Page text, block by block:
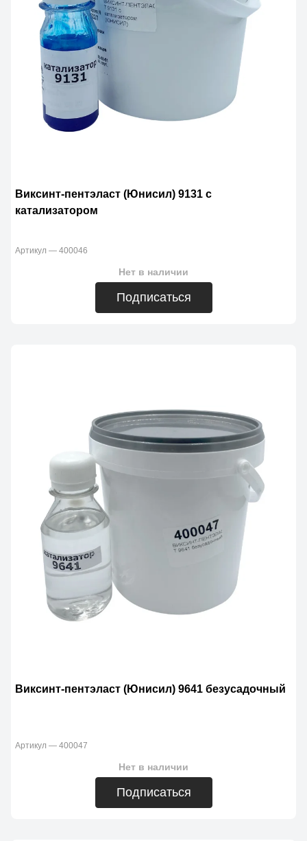
Виксинт-пентэласт (Юнисил) 9131 с
катализатором
Артикул — 400046
Нет в наличии
Подписаться
Виксинт-пентэласт (Юнисил) 9641 безусадочный
Артикул — 400047
Нет в наличии
Подписаться